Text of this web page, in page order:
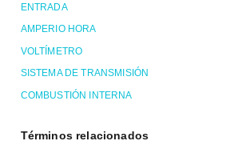
ENTRADA
AMPERIO HORA
VOLTÍMETRO
SISTEMA DE TRANSMISIÓN
COMBUSTIÓN INTERNA
Términos relacionados